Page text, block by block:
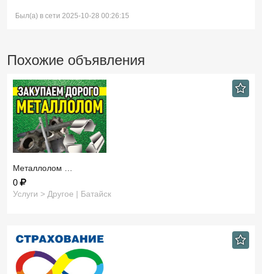
Был(а) в сети 2025-10-28 00:26:15
Похожие объявления
Металлолом …
0
Услуги > Другое | Батайск